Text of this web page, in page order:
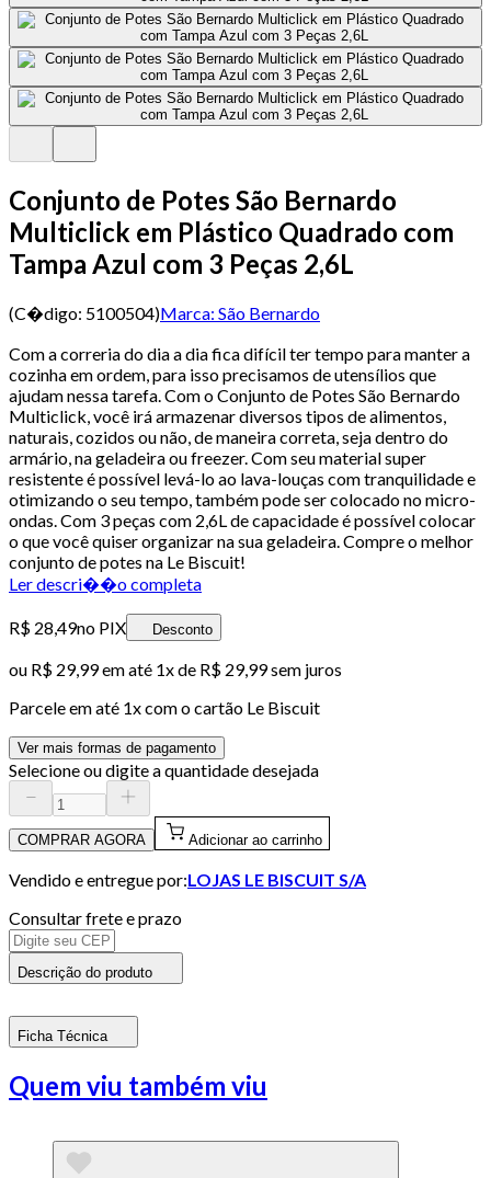
Conjunto de Potes São Bernardo
Multiclick em Plástico Quadrado com
Tampa Azul com 3 Peças 2,6L
(C�digo: 5100504)Marca: São Bernardo
Com a correria do dia a dia fica difícil ter tempo para manter a
cozinha em ordem, para isso precisamos de utensílios que
ajudam nessa tarefa. Com o Conjunto de Potes São Bernardo
Multiclick, você irá armazenar diversos tipos de alimentos,
naturais, cozidos ou não, de maneira correta, seja dentro do
armário, na geladeira ou freezer. Com seu material super
resistente é possível levá-lo ao lava-louças com tranquilidade e
otimizando o seu tempo, também pode ser colocado no micro-
ondas. Com 3 peças com 2,6L de capacidade é possível colocar
o que você quiser organizar na sua geladeira. Compre o melhor
conjunto de potes na Le Biscuit!
Ler descri��o completa
R$ 28,49no PIX Desconto
ou R$ 29,99em até 1x de R$ 29,99sem juros
Parcele em até 1x com o cartão Le Biscuit
Ver mais formas de pagamento
Selecione ou digite a quantidade desejada
COMPRAR AGORA Adicionar ao carrinho
Vendido e entregue por:LOJAS LE BISCUIT S/A
Consultar frete e prazo
Descrição do produto
Ficha Técnica
Quem viu também viu